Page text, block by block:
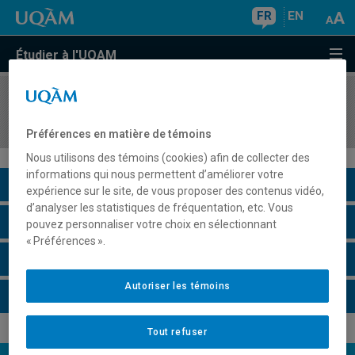
FR EN
Étudier à l'UQAM
COURS//
Description du cours
Horaire - Été 2026
Préférences en matière de témoins
Nous utilisons des témoins (cookies) afin de collecter des
informations qui nous permettent d’améliorer votre
expérience sur le site, de vous proposer des contenus vidéo,
d’analyser les statistiques de fréquentation, etc. Vous
pouvez personnaliser votre choix en sélectionnant
« Préférences ».
Tout refuser
Autoriser les témoins